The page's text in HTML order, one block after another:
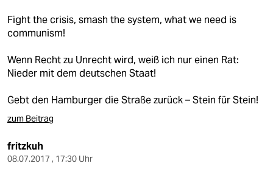
Fight the crisis, smash the system, what we need is
communism!
Wenn Recht zu Unrecht wird, weiß ich nur einen Rat:
Nieder mit dem deutschen Staat!
Gebt den Hamburger die Straße zurück – Stein für Stein!
zum Beitrag
fritzkuh
08.07.2017 , 17:30 Uhr